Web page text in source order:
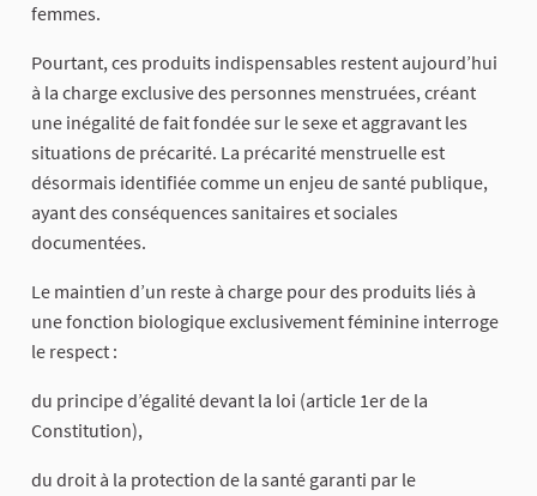
femmes.
Pourtant, ces produits indispensables restent aujourd’hui
à la charge exclusive des personnes menstruées, créant
une inégalité de fait fondée sur le sexe et aggravant les
situations de précarité. La précarité menstruelle est
désormais identifiée comme un enjeu de santé publique,
ayant des conséquences sanitaires et sociales
documentées.
Le maintien d’un reste à charge pour des produits liés à
une fonction biologique exclusivement féminine interroge
le respect :
du principe d’égalité devant la loi (article 1er de la
Constitution),
du droit à la protection de la santé garanti par le